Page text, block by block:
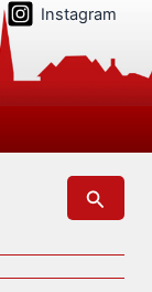
Instagram
Suchen